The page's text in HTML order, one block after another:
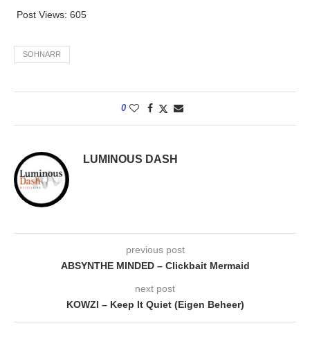
Post Views: 605
SOHNARR
0
LUMINOUS DASH
previous post
ABSYNTHE MINDED – Clickbait Mermaid
next post
KOWZI – Keep It Quiet (Eigen Beheer)